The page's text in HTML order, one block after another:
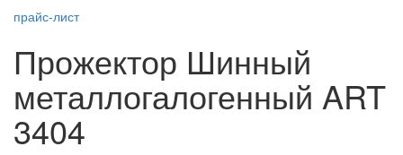
прайс-лист
Прожектор Шинный
металлогалогенный ART
3404